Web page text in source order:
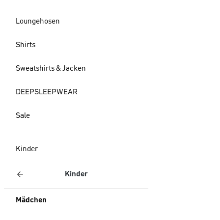
Loungehosen
Shirts
Sweatshirts & Jacken
DEEPSLEEPWEAR
Sale
Kinder
Kinder
Mädchen